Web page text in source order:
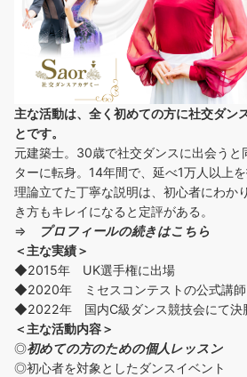
主な活動は、全く初めての方に社交ダン
とです。
元建築士。30歳で社交ダンスに出会うと
ターに転身。14年間で、延べ1万人以上を
理論立てた丁寧な説明は、初心者にわか
き方もキレイになると定評がある。
⇒
プロフィールの続きはこちら
＜主な実績＞
◆2015年 UK選手権に出場
◆2020年 ミセスコンテストの公式講師
◆2022年 国内C級ダンス競技会にて決
＜主な活動内容＞
◎初めての方のための個人レッスン
◎初心者を対象としたダンスイベント